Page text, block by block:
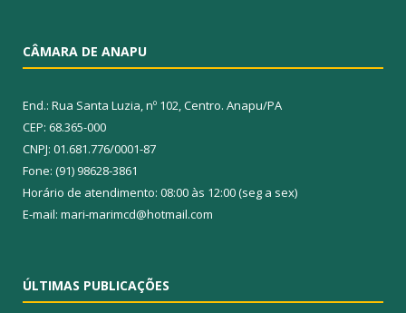
CÂMARA DE ANAPU
End.: Rua Santa Luzia, nº 102, Centro. Anapu/PA
CEP: 68.365-000
CNPJ: 01.681.776/0001-87
Fone: (91) 98628-3861
Horário de atendimento: 08:00 às 12:00 (seg a sex)
E-mail: mari-marimcd@hotmail.com
ÚLTIMAS PUBLICAÇÕES